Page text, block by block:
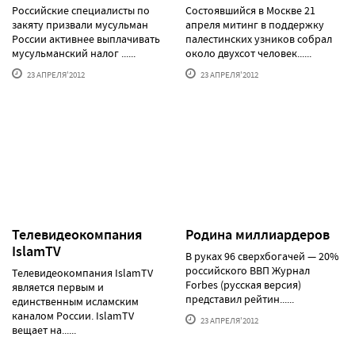
Российские специалисты по
закяту призвали мусульман
России активнее выплачивать
мусульманский налог ......
23 АПРЕЛЯ'2012
Состоявшийся в Москве 21
апреля митинг в поддержку
палестинских узников собрал
около двухсот человек......
23 АПРЕЛЯ'2012
Телевидеокомпания
IslamTV
Телевидеокомпания IslamTV
является первым и
единственным исламским
каналом России. IslamTV
вещает на......
Родина миллиардеров
В руках 96 сверхбогачей — 20%
российского ВВП Журнал
Forbes (русская версия)
представил рейтин......
23 АПРЕЛЯ'2012